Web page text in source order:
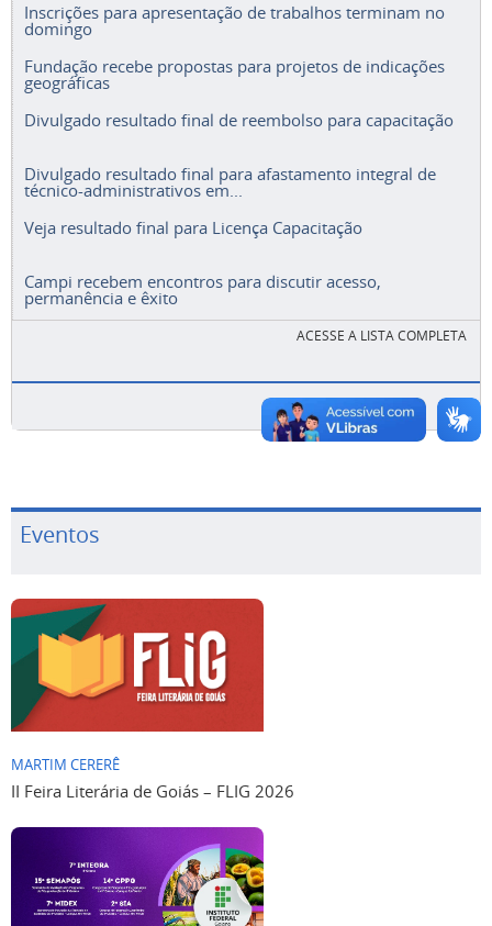
Inscrições para apresentação de trabalhos terminam no
domingo
Fundação recebe propostas para projetos de indicações
geográficas
Divulgado resultado final de reembolso para capacitação
Divulgado resultado final para afastamento integral de
técnico-administrativos em...
Veja resultado final para Licença Capacitação
Campi recebem encontros para discutir acesso,
permanência e êxito
ACESSE A LISTA COMPLETA
Eventos
MARTIM CERERÊ
II Feira Literária de Goiás – FLIG 2026